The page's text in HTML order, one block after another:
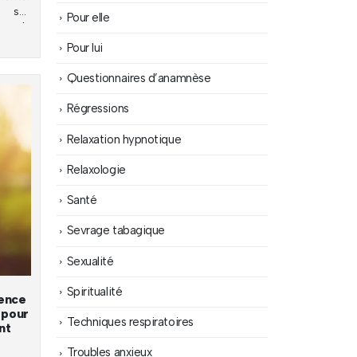
ses
la
Pour elle
Pour lui
Questionnaires d’anamnèse
Régressions
Relaxation hypnotique
Relaxologie
Santé
Sevrage tabagique
Sexualité
Spiritualité
Techniques respiratoires
Troubles anxieux